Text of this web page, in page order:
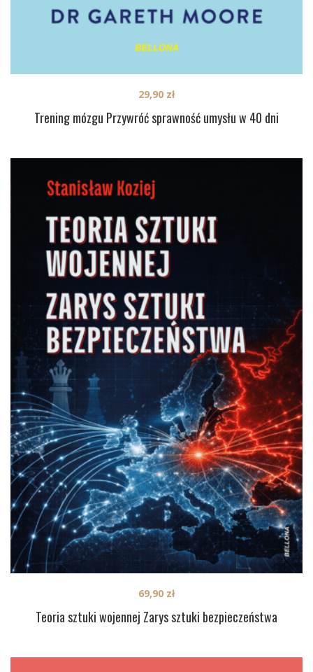
Trening mózgu Przywróć sprawność umysłu w 40 dni
29,90 zł
Teoria sztuki wojennej Zarys sztuki bezpieczeństwa
69,90 zł